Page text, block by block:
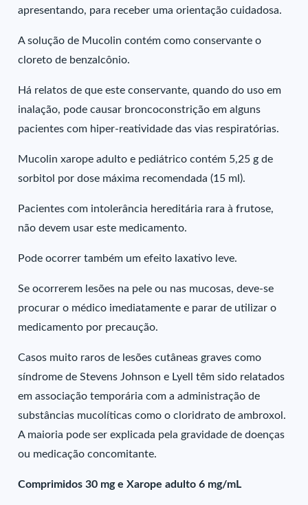
apresentando, para receber uma orientação cuidadosa.
A solução de Mucolin contém como conservante o
cloreto de benzalcônio.
Há relatos de que este conservante, quando do uso em
inalação, pode causar broncoconstrição em alguns
pacientes com hiper-reatividade das vias respiratórias.
Mucolin xarope adulto e pediátrico contém 5,25 g de
sorbitol por dose máxima recomendada (15 ml).
Pacientes com intolerância hereditária rara à frutose,
não devem usar este medicamento.
Pode ocorrer também um efeito laxativo leve.
Se ocorrerem lesões na pele ou nas mucosas, deve-se
procurar o médico imediatamente e parar de utilizar o
medicamento por precaução.
Casos muito raros de lesões cutâneas graves como
síndrome de Stevens Johnson e Lyell têm sido relatados
em associação temporária com a administração de
substâncias mucolíticas como o cloridrato de ambroxol.
A maioria pode ser explicada pela gravidade de doenças
ou medicação concomitante.
Comprimidos 30 mg e Xarope adulto 6 mg/mL